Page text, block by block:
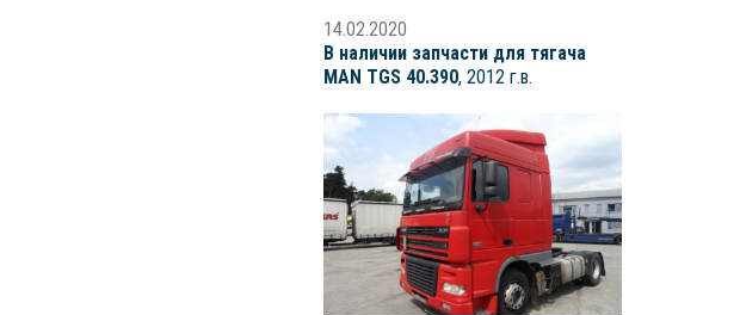
14.02.2020
В наличии запчасти для тягача
MAN TGS 40.390, 2012 г.в.